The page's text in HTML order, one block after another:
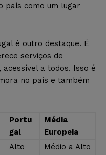
país como um lugar
é outro destaque. É
serviços de
acessível a todos. Isso é
no país e também
Portu
gal
Média
Europeia
Alto
Médio a Alto